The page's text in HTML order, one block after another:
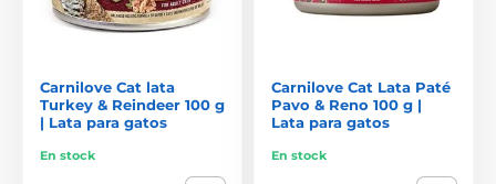
Carnilove Cat lata
Turkey & Reindeer 100 g
| Lata para gatos
En stock
Carnilove Cat Lata Paté
Pavo & Reno 100 g |
Lata para gatos
En stock